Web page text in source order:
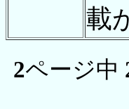
載
2ページ中